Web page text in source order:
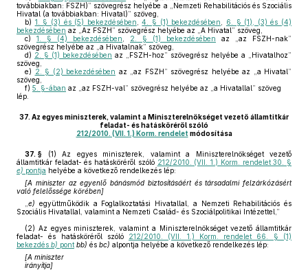
továbbiakban: FSZH)” szövegrész helyébe a „Nemzeti Rehabilitációs és Szociális
Hivatal (a továbbiakban: Hivatal)” szöveg,
b) 1. § (3) és (5) bekezdésében ,4. § (1) bekezdésében
6. § (1), (3) és (4)
bekezdésében az „Az FSZH” szövegrész helyébe az „A Hivatal” szöveg,
c)
1. § (4) bekezdésében 2. § (1) bekezdésében az „az FSZH-nak”
szövegrész helyébe az „a Hivatalnak” szöveg,
d) 2. § (1) bekezdésében az „FSZH-hoz” szövegrész helyébe a „Hivatalhoz”
szöveg,
e) 2. § (2) bekezdésében az „az FSZH” szövegrész helyébe az „a Hivatal”
szöveg,
f) 5. §-ában az „az FSZH-val” szövegrész helyébe az „a Hivatallal” szöveg
lép.
37. Az egyes miniszterek, valamint a Miniszterelnökséget vezető államtitkár
feladat- és hatásköréről szóló
212/2010. (VII. 1.) Korm. rendelet módosítása
37. § (1) Az egyes miniszterek, valamint a Miniszterelnökséget vezető
államtitkár feladat- és hatásköréről szóló 212/2010. (VII. 1.) Korm. rendelet 30. §
e) pontja helyébe a következő rendelkezés lép:
[A miniszter az egyenlő bánásmód biztosításáért és társadalmi felzárkózásért
való felelőssége körében]
e) együttműködik a Foglalkoztatási Hivatallal, a Nemzeti Rehabilitációs és
Szociális Hivatallal, valamint a Nemzeti Család- és Szociálpolitikai Intézettel,”
(2) Az egyes miniszterek, valamint a Miniszterelnökséget vezető államtitkár
feladat- és hatásköréről szóló 212/2010. (VII. 1.) Korm. rendelet 66. § (1)
bekezdés b) pont bb) és bc) alpontja helyébe a következő rendelkezés lép:
[A miniszter
irányítja]